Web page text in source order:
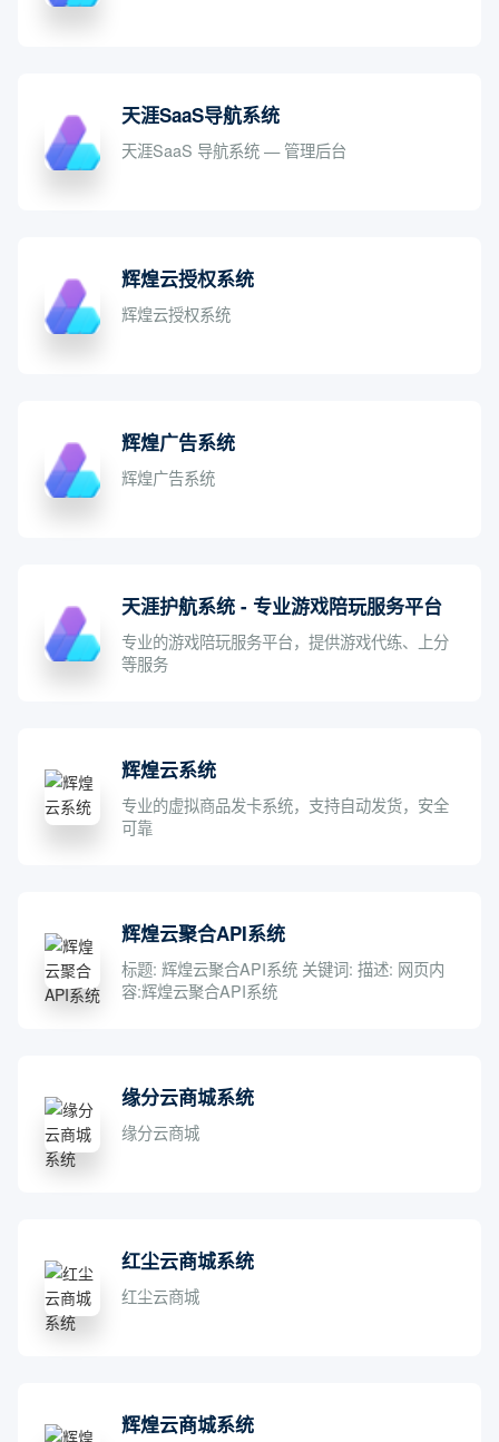
天涯SaaS导航系统
天涯SaaS 导航系统 — 管理后台
辉煌云授权系统
辉煌云授权系统
辉煌广告系统
辉煌广告系统
天涯护航系统 - 专业游戏陪玩服务平台
专业的游戏陪玩服务平台，提供游戏代练、上分
等服务
辉煌云系统
专业的虚拟商品发卡系统，支持自动发货，安全
可靠
辉煌云聚合API系统
标题: 辉煌云聚合API系统 关键词: 描述: 网页内
容:辉煌云聚合API系统
缘分云商城系统
缘分云商城
红尘云商城系统
红尘云商城
辉煌云商城系统